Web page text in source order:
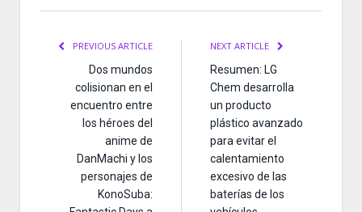
PREVIOUS ARTICLE
Dos mundos
colisionan en el
encuentro entre
los héroes del
anime de
DanMachi y los
personajes de
KonoSuba:
NEXT ARTICLE
Resumen: LG
Chem desarrolla
un producto
plástico avanzado
para evitar el
calentamiento
excesivo de las
baterías de los